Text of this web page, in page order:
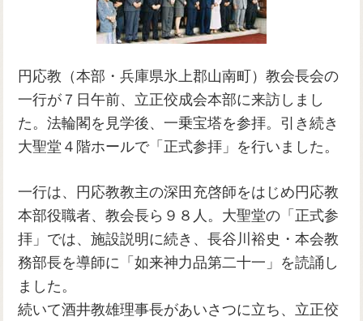
円応教（本部・兵庫県氷上郡山南町）教会長会の
一行が７日午前、立正佼成会本部に来訪しまし
た。法輪閣を見学後、一乗宝塔を参拝。引き続き
大聖堂４階ホールで「正式参拝」を行いました。
一行は、円応教教主の深田充啓師をはじめ円応教
本部役職者、教会長ら９８人。大聖堂の「正式参
拝」では、施設説明に続き、長谷川裕史・本会教
務部長を導師に「如来神力品第二十一」を読誦し
ました。
続いて酒井教雄理事長があいさつに立ち、立正佼